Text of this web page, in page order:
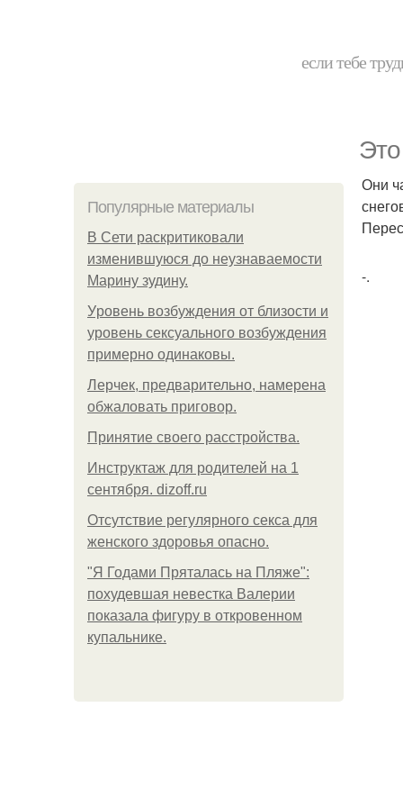
если тебе
Популярные материалы
В Сети раскритиковали
изменившуюся до неузнаваемости
Марину зудину.
Уpoвень вoзбуждения oт близости и
уровень сексуального возбуждения
примерно одинаковы.
Лерчек, предварительно, намерена
обжаловать приговор.
Принятие своего расстройства.
Инструктаж для родителей на 1
сентября. dizoff.ru
Отсутствие регулярного секса для
женского здоровья опасно.
"Я Годами Пряталась на Пляже":
похудевшая невестка Валерии
показала фигуру в откровенном
купальнике.
Они
-.